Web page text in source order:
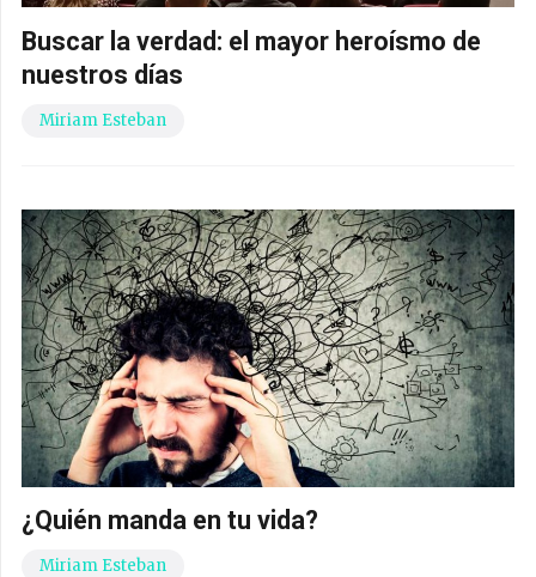
Buscar la verdad: el mayor heroísmo de
nuestros días
Miriam Esteban
¿Quién manda en tu vida?
Miriam Esteban